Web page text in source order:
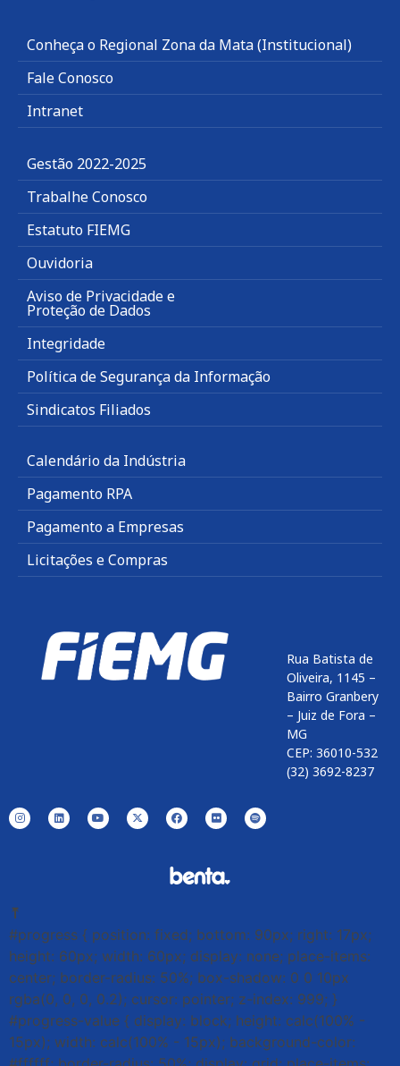
Conheça o Regional Zona da Mata (Institucional)
Fale Conosco
Intranet
Gestão 2022-2025
Trabalhe Conosco
Estatuto FIEMG
Ouvidoria
Aviso de Privacidade e
Proteção de Dados
Integridade
Política de Segurança da Informação
Sindicatos Filiados
Calendário da Indústria
Pagamento RPA
Pagamento a Empresas
Licitações e Compras
Rua Batista de
Oliveira, 1145 –
Bairro Granbery
– Juiz de Fora –
MG
CEP: 36010-532
(32) 3692-8237
⤒
#progress { position: fixed; bottom: 90px; right: 17px;
height: 60px; width: 60px; display: none; place-items:
center; border-radius: 50%; box-shadow: 0 0 10px
rgba(0, 0, 0, 0.2); cursor: pointer; z-index: 999; }
#progress-value { display: block; height: calc(100% -
15px); width: calc(100% - 15px); background-color: